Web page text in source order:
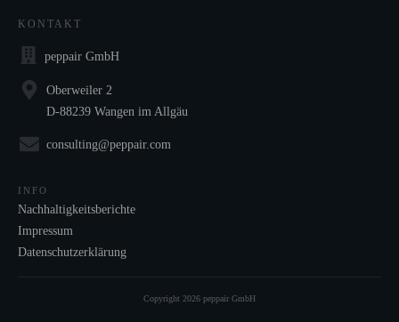
KONTAKT
peppair GmbH
Oberweiler 2
D-88239 Wangen im Allgäu
consulting@peppair.com
INFO
Nachhaltigkeitsberichte
Impressum
Datenschutzerklärung
Copyright 2026 peppair GmbH